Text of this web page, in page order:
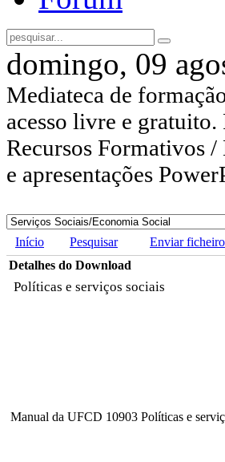
domingo, 09
Mediateca de
acesso livre e
Recursos Formativos
e apresentações
Início Pesquisar Enviar ficheiro
Detalhes do Download
Políticas e serviços sociais
Manual da UFCD 10903 Políticas e